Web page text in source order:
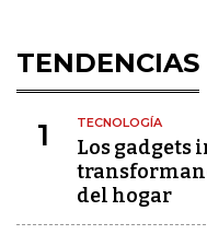
TENDENCIAS
1 TECNOLOGÍA
Los gadgets
del hogar